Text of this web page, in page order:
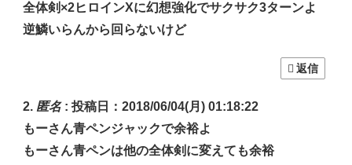
全体剣×2ヒロインXに幻想強化でサクサク3ターンよ
逆鱗いらんから回らないけど
返信
匿名: 投稿日：2018/06/04(月) 01:18:22
もーさん青ペンジャックで余裕よ
もーさん青ペンは他の全体剣に変えても余裕